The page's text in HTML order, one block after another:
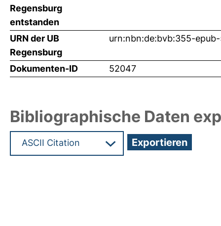
Regensburg
entstanden
URN der UB
Regensburg
urn:nbn:de:bvb:355-
Dokumenten-ID 52047
Bibliographische Daten